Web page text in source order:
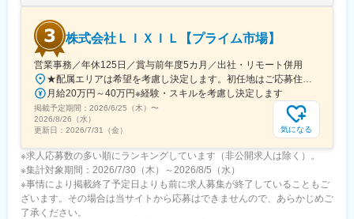
株式会社ＬＩＸＩＬ【プライム市場】
営業事務／年休125日／賞与前年度5カ月／出社・リモート併用
月給20万円～40万円※経験・スキルを考慮し決定します
掲載予定期間： 2026/6/25（木） 〜
2026/8/26（水）
更新日： 2026/7/31（金） 気になる
※求人応募数の多い順にランキングしています（非公開求人は除く）。
※集計対象期間：2026/7/30（木）～2026/8/5（水）
※事情により掲載終了予定日よりも前に求人募集が終了していることもご
ざいます。その場合は当サイトから応募はできませんので、あらかじめご
了承ください。